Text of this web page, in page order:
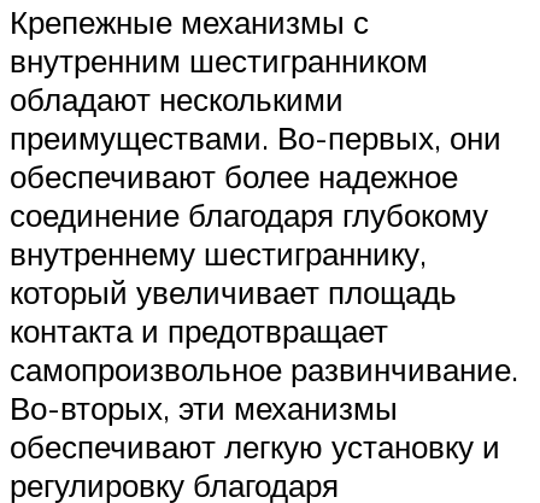
Крепежные механизмы с
внутренним шестигранником
обладают несколькими
преимуществами. Во-первых, они
обеспечивают более надежное
соединение благодаря глубокому
внутреннему шестиграннику,
который увеличивает площадь
контакта и предотвращает
самопроизвольное развинчивание.
Во-вторых, эти механизмы
обеспечивают легкую установку и
регулировку благодаря